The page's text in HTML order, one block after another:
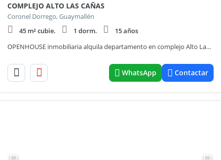
COMPLEJO ALTO LAS CAÑAS
Coronel Dorrego, Guaymallén
45 m² cubie.
1 dorm.
15 años
OPENHOUSE inmobiliaria alquila departamento en complejo Alto Las Cañas
WhatsApp Contactar